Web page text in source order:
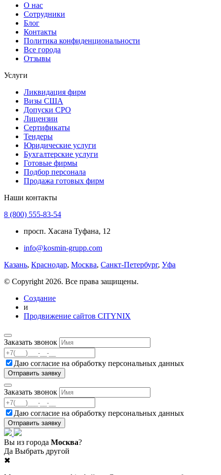
О нас
Сотрудники
Блог
Контакты
Политика конфиденциональности
Все города
Отзывы
Услуги
Ликвидация фирм
Визы США
Допуски СРО
Лицензии
Сертификаты
Тендеры
Юридические услуги
Бухгалтерские услуги
Готовые фирмы
Подбор персонала
Продажа готовых фирм
Наши контакты
8 (800) 555-83-54
просп. Хасана Туфана, 12
info@kosmin-grupp.com
Казань, Краснодар, Москва, Санкт-Петербург, Уфа
© Copyright 2026. Все права защищены.
Создание
и
Продвижение сайтов CITYNIX
Заказать звонок
Даю согласие на обработку персональных данных
Заказать звонок
Даю согласие на обработку персональных данных
Вы из города Москва?
Да Выбрать другой
✖